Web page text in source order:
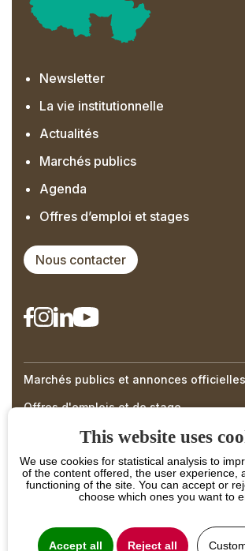
Newsletter
La vie institutionnelle
Actualités
Marchés publics
Agenda
Offres d’emploi et stages
Nous contacter
Right
Footer
Marchés publics et annonces officielles
Offres d'emplois et de stage
This website uses
We use cookies for statistical analysis to
of the content offered, the user experience,
functioning of the site. You can accept or
choose which ones you want to
Accept all Reject all